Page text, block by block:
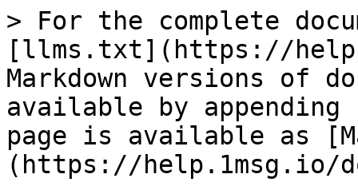
> For the complete
[llms.txt](https://
Markdown versions of
available by
page is available as
(https://help.1msg.io/